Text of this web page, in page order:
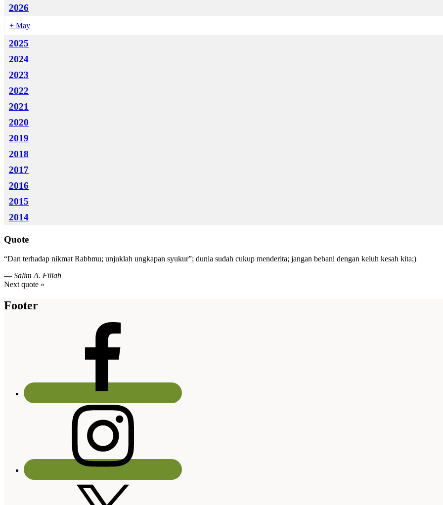
2026
+ May
2025
2024
2023
2022
2021
2020
2019
2018
2017
2016
2015
2014
Quote
“Dan terhadap nikmat Rabbmu; unjuklah ungkapan syukur”; dunia sudah cukup menderita; jangan bebani dengan keluh kesah kita;)
— Salim A. Fillah
Next quote »
Footer